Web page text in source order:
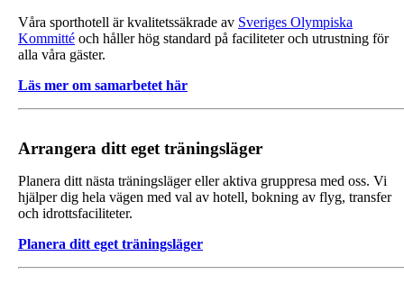
Våra sporthotell är kvalitetssäkrade av Sveriges Olympiska
Kommitté och håller hög standard på faciliteter och utrustning för
alla våra gäster.
Läs mer om samarbetet här
Arrangera ditt eget träningsläger
Planera ditt nästa träningsläger eller aktiva gruppresa med oss. Vi
hjälper dig hela vägen med val av hotell, bokning av flyg, transfer
och idrottsfaciliteter.
Planera ditt eget träningsläger